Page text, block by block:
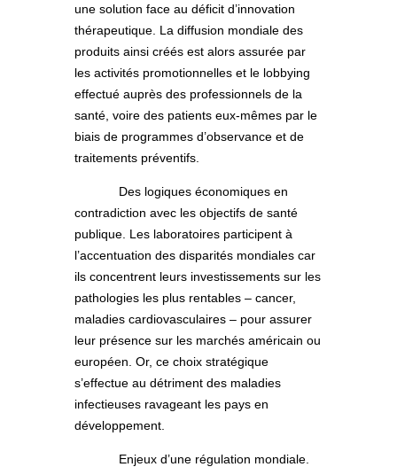
une solution face au déficit d’innovation
thérapeutique. La diffusion mondiale des
produits ainsi créés est alors assurée par
les activités promotionnelles et le lobbying
effectué auprès des professionnels de la
santé, voire des patients eux-mêmes par le
biais de programmes d’observance et de
traitements préventifs.
Des logiques économiques en
contradiction avec les objectifs de santé
publique. Les laboratoires participent à
l’accentuation des disparités mondiales car
ils concentrent leurs investissements sur les
pathologies les plus rentables – cancer,
maladies cardiovasculaires – pour assurer
leur présence sur les marchés américain ou
européen. Or, ce choix stratégique
s’effectue au détriment des maladies
infectieuses ravageant les pays en
développement.
Enjeux d’une régulation mondiale.